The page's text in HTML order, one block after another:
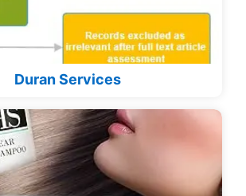
Duran Services